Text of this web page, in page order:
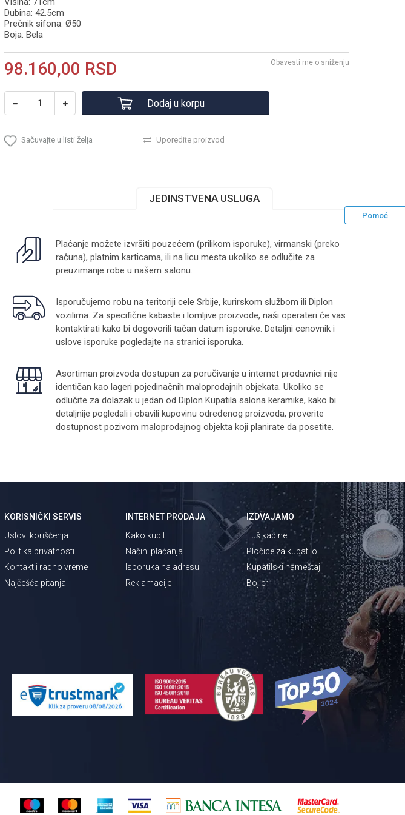
Dubina: 42.5cm
Prečnik sifona: Ø50
Boja: Bela
98.160,00 RSD Obavesti me o sniženju
Dodaj u korpu
Sačuvajte u listi želja Uporedite proizvod
Pomoć
JEDINSTVENA USLUGA
Plaćanje možete izvršiti pouzećem (prilikom isporuke), virmanski (preko
računa), platnim karticama, ili na licu mesta ukoliko se odlučite za
preuzimanje robe u našem salonu.
Isporučujemo robu na teritoriji cele Srbije, kurirskom službom ili Diplon
vozilima. Za specifične kabaste i lomljive proizvode, naši operateri će vas
kontaktirati kako bi dogovorili tačan datum isporuke. Detaljni cenovnik i
uslove isporuke pogledajte na straniciisporuka.
Asortiman proizvoda dostupan za poručivanje u internet prodavnici nije
identičan kao lageri pojedinačnih maloprodajnih objekata. Ukoliko se
odlučite za dolazak u jedan od Diplon Kupatila salona keramike, kako bi
detaljnije pogledali i obavili kupovinu određenog proizvoda, proverite
dostupnost pozivom maloprodajnog objekta koji planirate da posetite.
KORISNIČKI SERVIS
Uslovi korišćenja
Politika privatnosti
Kontakt i radno vreme
Najčešća pitanja
INTERNET PRODAJA
Kako kupiti
Načini plaćanja
Isporuka na adresu
Reklamacije
IZDVAJAMO
Tuš kabine
Pločice za kupatilo
Kupatilski nameštaj
Bojleri